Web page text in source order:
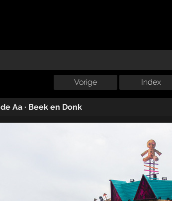
Vorige Index
de Aa · Beek en Donk